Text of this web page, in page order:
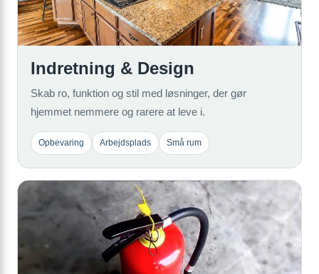
Indretning & Design
Skab ro, funktion og stil med løsninger, der gør
hjemmet nemmere og rarere at leve i.
Opbevaring Arbejdsplads Små rum